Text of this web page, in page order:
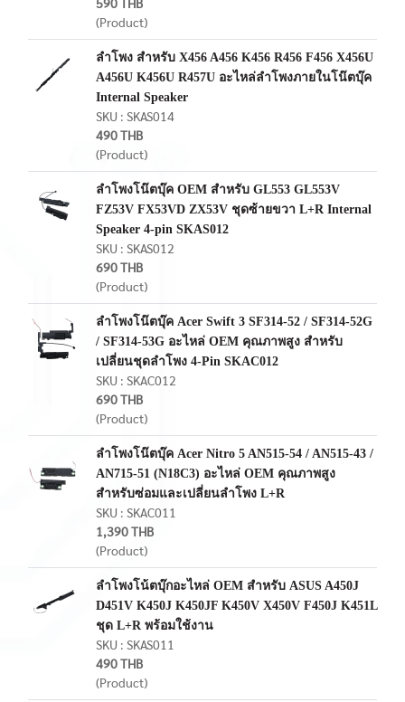
(Product)
ลำโพง สำหรับ X456 A456 K456 R456 F456 X456U
A456U K456U R457U อะไหล่ลำโพงภายในโน๊ตบุ๊ค
Internal Speaker
SKU : SKAS014
490 THB
(Product)
ลำโพงโน๊ตบุ๊ค OEM สำหรับ GL553 GL553V
FZ53V FX53VD ZX53V ชุดซ้ายขวา L+R Internal
Speaker 4-pin SKAS012
SKU : SKAS012
690 THB
(Product)
ลำโพงโน๊ตบุ๊ค Acer Swift 3 SF314-52 / SF314-52G
/ SF314-53G อะไหล่ OEM คุณภาพสูง สำหรับ
เปลี่ยนชุดลำโพง 4-Pin SKAC012
SKU : SKAC012
690 THB
(Product)
ลำโพงโน๊ตบุ๊ค Acer Nitro 5 AN515-54 / AN515-43 /
AN715-51 (N18C3) อะไหล่ OEM คุณภาพสูง
สำหรับซ่อมและเปลี่ยนลำโพง L+R
SKU : SKAC011
1,390 THB
(Product)
ลำโพงโน้ตบุ๊กอะไหล่ OEM สำหรับ ASUS A450J
D451V K450J K450JF K450V X450V F450J K451L
ชุด L+R พร้อมใช้งาน
SKU : SKAS011
490 THB
(Product)